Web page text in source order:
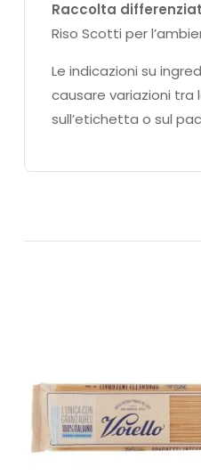
Raccolta
Riso Scotti per
Le indicazioni su
causare variazioni
sull’etichetta o sul